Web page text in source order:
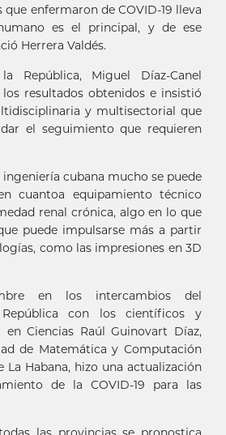
que enfermaron de COVID-19 lleva
es el principal, y de ese
Herrera Valdés.
República, Miguel Díaz-Canel
resultados obtenidos e insistió
y multisectorial que
el seguimiento que requieren
ingeniería cubana mucho se puede
cuantoa equipamiento técnico
renal crónica, algo en lo que
puede impulsarse más a partir
como las impresiones en 3D
en los intercambios del
con los científicos y
Ciencias Raúl Guinovart Díaz,
de Matemática y Computación
La Habana, hizo una actualización
de la COVID-19 para las